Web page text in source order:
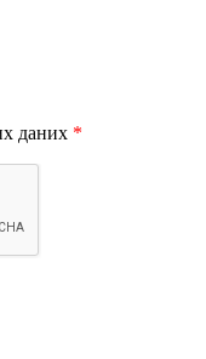
даних *